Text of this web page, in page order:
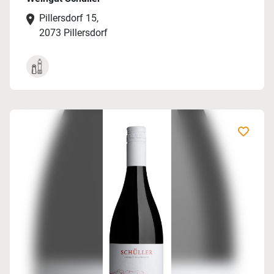
Pillersdorf 15,
2073 Pillersdorf